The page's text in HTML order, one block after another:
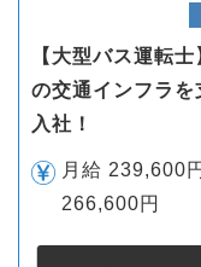
【大型バス運転
の交通インフラ
入社！
月給 239,600
266,600円